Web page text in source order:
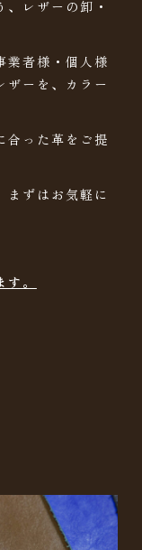
レザーの卸・
業者様・個人様
ザーを、カラー
合った革をご提
まずはお気軽に
。